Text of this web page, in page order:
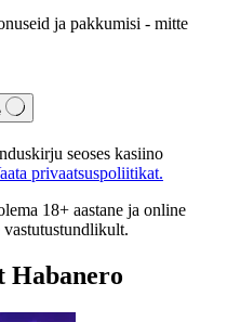
ja pakkumisi - mitte
seoses kasiino
privaatsuspoliitikat.
18+ aastane ja online
Habanero